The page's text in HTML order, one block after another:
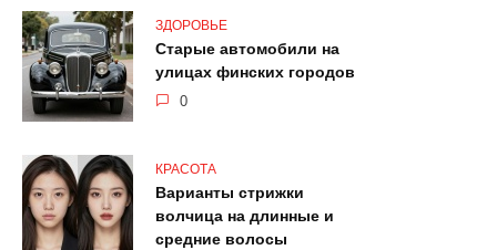
ЗДОРОВЬЕ
Старые автомобили на
улицах финских городов
0
КРАСОТА
Варианты стрижки
волчица на длинные и
средние волосы